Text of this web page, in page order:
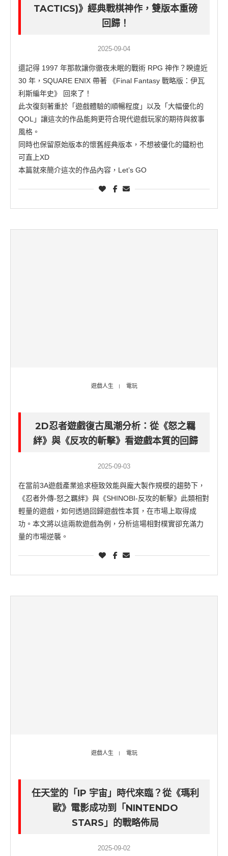
TACTICS)》經典戰棋神作，雙版本重磅
回歸！
2025-09-04
還記得 1997 年那款讓你徹夜未眠的戰術 RPG 神作？睽違近
30 年，SQUARE ENIX 帶著 《Final Fantasy 戰略版：伊瓦
利斯編年史》 回來了！
此次復刻著重於「遊戲體驗的順暢程度」以及「大幅優化的
QOL」讓這次的作品能夠更符合現代遊戲玩家的期待與敘事
風格。
同時也保留原始版本的懷舊經典版本，不想被優化的鐵粉也
可直上XD
本篇就來簡介這次的作品內容，Let’s GO
遊戲人生 電玩
2D忍者遊戲復古風潮分析：從《怒之羈
絆》與《反攻的斬擊》看遊戲本質的回歸
2025-09-03
在當前3A遊戲產業追求極致效能與龐大製作規模的趨勢下，
《忍者外傳-怒之羈絆》與《SHINOBI-反攻的斬擊》此類相對
輕量的遊戲，如何透過回歸遊戲性本質，在市場上取得成
功。本文將以這兩款遊戲為例，分析這場相對樸實卻充滿力
量的市場逆襲。
遊戲人生 電玩
任天堂的「IP 宇宙」時代來臨？從《瑪利
歐》電影成功到「NINTENDO
STARS」的戰略佈局
2025-09-02